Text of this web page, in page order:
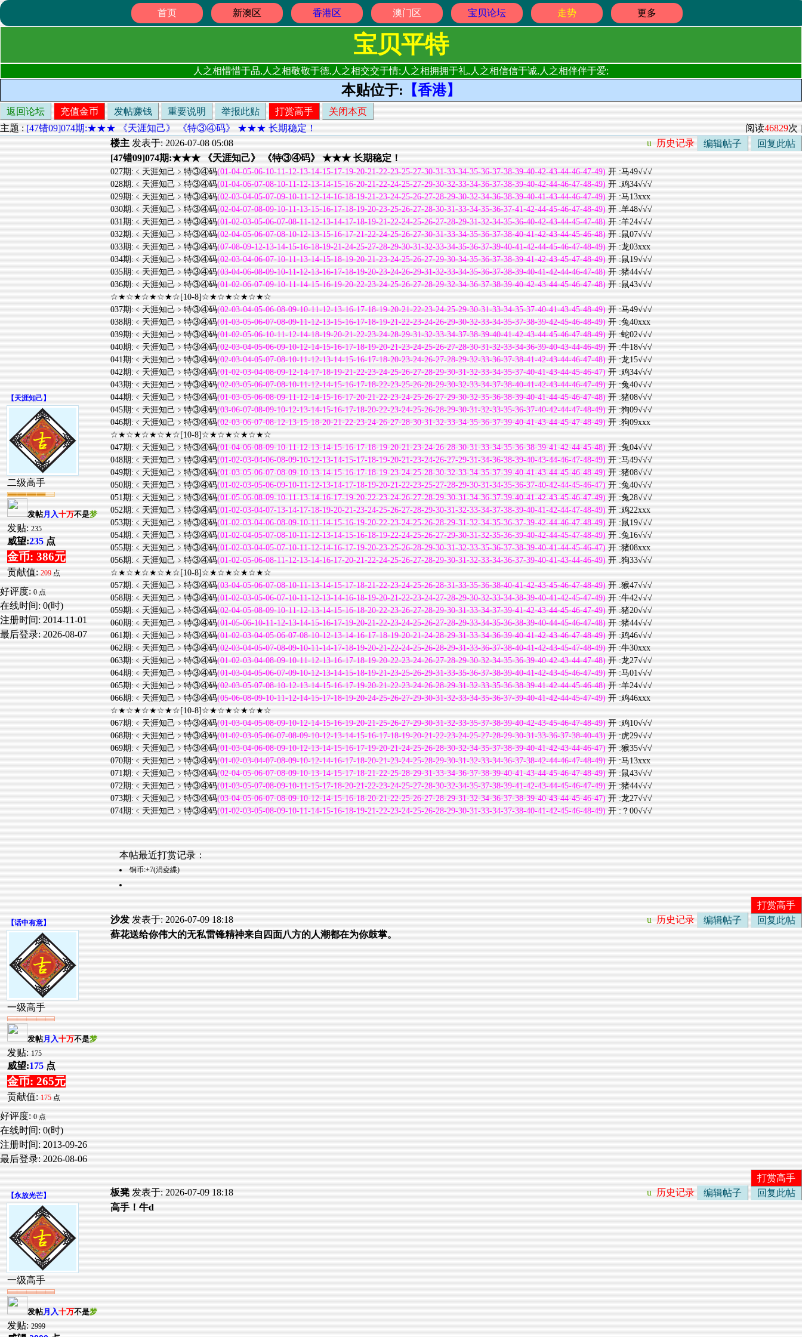
首页 新澳区 香港区 澳门区 宝贝论坛 走势 更多
宝贝平特
人之相惜惜于品,人之相敬敬于德,人之相交交于情;人之相拥拥于礼,人之相信信于诚,人之相伴伴于爱;
本贴位于: 【香港】
返回论坛 充值金币 发帖赚钱 重要说明 举报此贴 打赏高手
关闭本页
主题 : [47错09]074期:★★★ 《天涯知己》 《特③④码》 ★★★ 长期稳定！ 阅读46829次 |
【天涯知己 】
二级高手
发帖月入十万不是梦
发贴: 235
威望:235 点
金币: 386元
贡献值: 209 点
好评度: 0 点
在线时间: 0(时)
注册时间: 2014-11-01
最后登录: 2026-08-07
楼主 发表于: 2026-07-08 05:08 u 历史记录 编辑帖子
回复此帖
[47错09]074期:★★★ 《天涯知己》 《特③④码》 ★★★ 长期稳定！
027期:﹤天涯知己﹥特③④码(01-04-05-06-10-11-12-13-14-15-17-19-20-21-22-23-25-27-30-31-33-34-35-36-37-38-39-40-42-43-44-46-47-49) 开 :马49√√√
028期:﹤天涯知己﹥特③④码(01-04-06-07-08-10-11-12-13-14-15-16-20-21-22-24-25-27-29-30-32-33-34-36-37-38-39-40-42-44-46-47-48-49) 开 :鸡34√√√
029期:﹤天涯知己﹥特③④码(02-03-04-05-07-09-10-11-12-14-16-18-19-21-23-24-25-26-27-28-29-30-32-34-36-38-39-40-41-43-44-46-47-49) 开 :马13xxx
030期:﹤天涯知己﹥特③④码(02-04-07-08-09-10-11-13-15-16-17-18-19-20-23-25-26-27-28-30-31-33-34-35-36-37-41-42-44-45-46-47-48-49) 开 :羊48√√√
031期:﹤天涯知己﹥特③④码(01-02-03-05-06-07-08-11-12-13-14-17-18-19-21-22-24-25-26-27-28-29-31-32-34-35-36-40-42-43-44-45-47-48) 开 :羊24√√√
032期:﹤天涯知己﹥特③④码(02-04-05-06-07-08-10-12-13-15-16-17-21-22-24-25-26-27-30-31-33-34-35-36-37-38-40-41-42-43-44-45-46-48) 开 :鼠07√√√
033期:﹤天涯知己﹥特③④码(07-08-09-12-13-14-15-16-18-19-21-24-25-27-28-29-30-31-32-33-34-35-36-37-39-40-41-42-44-45-46-47-48-49) 开 :龙03xxx
034期:﹤天涯知己﹥特③④码(02-03-04-06-07-10-11-13-14-15-18-19-20-21-23-24-25-26-27-29-30-34-35-36-37-38-39-41-42-43-45-47-48-49) 开 :鼠19√√√
035期:﹤天涯知己﹥特③④码(03-04-06-08-09-10-11-12-13-16-17-18-19-20-23-24-26-29-31-32-33-34-35-36-37-38-39-40-41-42-44-46-47-48) 开 :猪44√√√
036期:﹤天涯知己﹥特③④码(01-02-06-07-09-10-11-14-15-16-19-20-22-23-24-25-26-27-28-29-32-34-36-37-38-39-40-42-43-44-45-46-47-48) 开 :鼠43√√√
☆★☆★☆★☆★☆[10-8]☆★☆★☆★☆★☆
037期:﹤天涯知己﹥特③④码(02-03-04-05-06-08-09-10-11-12-13-16-17-18-19-20-21-22-23-24-25-29-30-31-33-34-35-37-40-41-43-45-48-49) 开 :马49√√√
038期:﹤天涯知己﹥特③④码(01-03-05-06-07-08-09-11-12-13-15-16-17-18-19-21-22-23-24-26-29-30-32-33-34-35-37-38-39-42-45-46-48-49) 开 :兔40xxx
039期:﹤天涯知己﹥特③④码(01-02-05-06-10-11-12-14-18-19-20-21-22-23-24-28-29-31-32-33-34-37-38-39-40-41-42-43-44-45-46-47-48-49) 开 :蛇02√√√
040期:﹤天涯知己﹥特③④码(02-03-04-05-06-09-10-12-14-15-16-17-18-19-20-21-23-24-25-26-27-28-30-31-32-33-34-36-39-40-43-44-46-49) 开 :牛18√√√
041期:﹤天涯知己﹥特③④码(02-03-04-05-07-08-10-11-12-13-14-15-16-17-18-20-23-24-26-27-28-29-32-33-36-37-38-41-42-43-44-46-47-48) 开 :龙15√√√
042期:﹤天涯知己﹥特③④码(01-02-03-04-08-09-12-14-17-18-19-21-22-23-24-25-26-27-28-29-30-31-32-33-34-35-37-40-41-43-44-45-46-47) 开 :鸡34√√√
043期:﹤天涯知己﹥特③④码(02-03-05-06-07-08-10-11-12-14-15-16-17-18-22-23-25-26-28-29-30-32-33-34-37-38-40-41-42-43-44-46-47-49) 开 :兔40√√√
044期:﹤天涯知己﹥特③④码(01-03-05-06-08-09-11-12-14-15-16-17-20-21-22-23-24-25-26-27-29-30-32-35-36-38-39-40-41-44-45-46-47-48) 开 :猪08√√√
045期:﹤天涯知己﹥特③④码(03-06-07-08-09-10-12-13-14-15-16-17-18-20-22-23-24-25-26-28-29-30-31-32-33-35-36-37-40-42-44-47-48-49) 开 :狗09√√√
046期:﹤天涯知己﹥特③④码(02-03-06-07-08-12-13-15-18-20-21-22-23-24-26-27-28-30-31-32-33-34-35-36-37-39-40-41-43-44-45-47-48-49) 开 :狗09xxx
☆★☆★☆★☆★☆[10-8]☆★☆★☆★☆★☆
047期:﹤天涯知己﹥特③④码(01-04-06-08-09-10-11-12-13-14-15-16-17-18-19-20-21-23-24-26-28-30-31-33-34-35-36-38-39-41-42-44-45-48) 开 :兔04√√√
048期:﹤天涯知己﹥特③④码(01-02-03-04-06-08-09-10-12-13-14-15-17-18-19-20-21-23-24-26-27-29-31-34-36-38-39-40-43-44-46-47-48-49) 开 :马49√√√
049期:﹤天涯知己﹥特③④码(01-03-05-06-07-08-09-10-13-14-15-16-17-18-19-23-24-25-28-30-32-33-34-35-37-39-40-41-43-44-45-46-48-49) 开 :猪08√√√
050期:﹤天涯知己﹥特③④码(01-02-03-05-06-09-10-11-12-13-14-17-18-19-20-21-22-23-25-27-28-29-30-31-34-35-36-37-40-42-44-45-46-47) 开 :兔40√√√
051期:﹤天涯知己﹥特③④码(01-05-06-08-09-10-11-13-14-16-17-19-20-22-23-24-26-27-28-29-30-31-34-36-37-39-40-41-42-43-45-46-47-49) 开 :兔28√√√
052期:﹤天涯知己﹥特③④码(01-02-03-04-07-13-14-17-18-19-20-21-23-24-25-26-27-28-29-30-31-32-33-34-37-38-39-40-41-42-44-47-48-49) 开 :鸡22xxx
053期:﹤天涯知己﹥特③④码(01-02-03-04-06-08-09-10-11-14-15-16-19-20-22-23-24-25-26-28-29-31-32-34-35-36-37-39-42-44-46-47-48-49) 开 :鼠19√√√
054期:﹤天涯知己﹥特③④码(01-02-04-05-07-08-10-11-12-13-14-15-16-18-19-22-24-25-26-27-29-30-31-32-35-36-39-40-42-44-45-47-48-49) 开 :兔16√√√
055期:﹤天涯知己﹥特③④码(01-02-03-04-05-07-10-11-12-14-16-17-19-20-23-25-26-28-29-30-31-32-33-35-36-37-38-39-40-41-44-45-46-47) 开 :猪08xxx
056期:﹤天涯知己﹥特③④码(01-02-05-06-08-11-12-13-14-16-17-20-21-22-24-25-26-27-28-29-30-31-32-33-34-36-37-39-40-41-43-44-46-49) 开 :狗33√√√
☆★☆★☆★☆★☆[10-8]☆★☆★☆★☆★☆
057期:﹤天涯知己﹥特③④码(03-04-05-06-07-08-10-11-13-14-15-17-18-21-22-23-24-25-26-28-31-33-35-36-38-40-41-42-43-45-46-47-48-49) 开 :猴47√√√
058期:﹤天涯知己﹥特③④码(01-02-03-05-06-07-10-11-12-13-14-16-18-19-20-21-22-23-24-27-28-29-30-32-33-34-38-39-40-41-42-45-47-49) 开 :牛42√√√
059期:﹤天涯知己﹥特③④码(02-04-05-08-09-10-11-12-13-14-15-16-18-20-22-23-26-27-28-29-30-31-33-34-37-39-41-42-43-44-45-46-47-49) 开 :猪20√√√
060期:﹤天涯知己﹥特③④码(01-05-06-10-11-12-13-14-15-16-17-19-20-21-22-23-24-25-26-27-28-29-33-34-35-36-38-39-40-44-45-46-47-48) 开 :猪44√√√
061期:﹤天涯知己﹥特③④码(01-02-03-04-05-06-07-08-10-12-13-14-16-17-18-19-20-21-24-28-29-31-33-34-36-39-40-41-42-43-46-47-48-49) 开 :鸡46√√√
062期:﹤天涯知己﹥特③④码(02-03-04-05-07-08-09-10-11-14-17-18-19-20-21-22-24-25-26-28-29-31-33-36-37-38-40-41-42-43-45-47-48-49) 开 :牛30xxx
063期:﹤天涯知己﹥特③④码(01-02-03-04-08-09-10-11-12-13-16-17-18-19-20-22-23-24-26-27-28-29-30-32-34-35-36-39-40-42-43-44-47-48) 开 :龙27√√√
064期:﹤天涯知己﹥特③④码(01-03-04-05-06-07-09-10-12-13-14-15-18-19-21-23-25-26-29-31-33-35-36-37-38-39-40-41-42-43-45-46-47-49) 开 :马01√√√
065期:﹤天涯知己﹥特③④码(02-03-05-07-08-10-12-13-14-15-16-17-19-20-21-22-23-24-26-28-29-31-32-33-35-36-38-39-41-42-44-45-46-48) 开 :羊24√√√
066期:﹤天涯知己﹥特③④码(05-06-08-09-10-11-12-14-15-17-18-19-20-24-25-26-27-29-30-31-32-33-34-35-36-37-39-40-41-42-44-45-47-49) 开 :鸡46xxx
☆★☆★☆★☆★☆[10-8]☆★☆★☆★☆★☆
067期:﹤天涯知己﹥特③④码(01-03-04-05-08-09-10-12-14-15-16-19-20-21-25-26-27-29-30-31-32-33-35-37-38-39-40-42-43-45-46-47-48-49) 开 :鸡10√√√
068期:﹤天涯知己﹥特③④码(01-02-03-05-06-07-08-09-10-12-13-14-15-16-17-18-19-20-21-22-23-24-25-27-28-29-30-31-33-36-37-38-40-43) 开 :虎29√√√
069期:﹤天涯知己﹥特③④码(01-03-04-06-08-09-10-12-13-14-15-16-17-19-20-21-24-25-26-28-30-32-34-35-37-38-39-40-41-42-43-44-46-47) 开 :猴35√√√
070期:﹤天涯知己﹥特③④码(01-02-03-04-07-08-09-10-12-14-16-17-18-20-21-23-24-25-28-29-30-31-32-33-34-36-37-38-42-44-46-47-48-49) 开 :马13xxx
071期:﹤天涯知己﹥特③④码(02-04-05-06-07-08-09-10-13-14-15-17-18-21-22-25-28-29-31-33-34-36-37-38-39-40-41-43-44-45-46-47-48-49) 开 :鼠43√√√
072期:﹤天涯知己﹥特③④码(01-03-05-07-08-09-10-11-15-17-18-20-21-22-23-24-25-27-28-30-32-34-35-37-38-39-41-42-43-44-45-46-47-49) 开 :猪44√√√
073期:﹤天涯知己﹥特③④码(03-04-05-06-07-08-09-10-12-14-15-16-18-20-21-22-25-26-27-28-29-31-32-34-36-37-38-39-40-43-44-45-46-47) 开 :龙27√√√
074期:﹤天涯知己﹥特③④码(01-02-03-05-08-09-10-11-14-15-16-18-19-21-22-23-24-25-26-28-29-30-31-33-34-37-38-40-41-42-45-46-48-49) 开 :？00√√√
本帖最近打赏记录：
铜币:+7(涓夌緤)
打赏高手
【话中有意】
一级高手
发帖月入十万不是梦
发贴: 175
威望:175 点
金币: 265元
贡献值: 175 点
好评度: 0 点
在线时间: 0(时)
注册时间: 2013-09-26
最后登录: 2026-08-06
沙发 发表于: 2026-07-09 18:18 u 历史记录 编辑帖子
回复此帖
藓花送给你伟大的无私雷锋精神来自四面八方的人潮都在为你鼓掌。
打赏高手
【永放光芒】
一级高手
发帖月入十万不是梦
发贴: 2999
板凳 发表于: 2026-07-09 18:18 u 历史记录 编辑帖子
回复此帖
高手！牛d